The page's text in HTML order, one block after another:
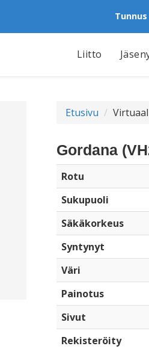
Tunnus
Liitto
Etusivu
Gordana
Rotu
Sukupuoli
Säkäkorkeus
Syntynyt
Väri
Painotus
Sivut
Rekisteröity